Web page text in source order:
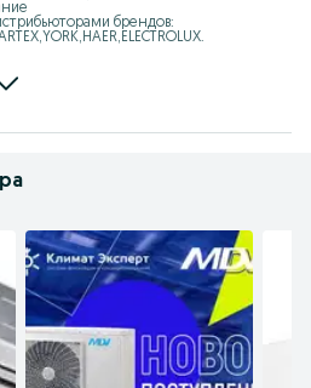
брендов:
Тепловые пушки,